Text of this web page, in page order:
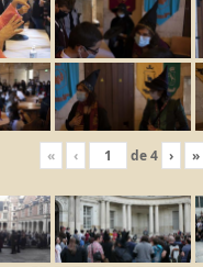
« ‹ de4 › »